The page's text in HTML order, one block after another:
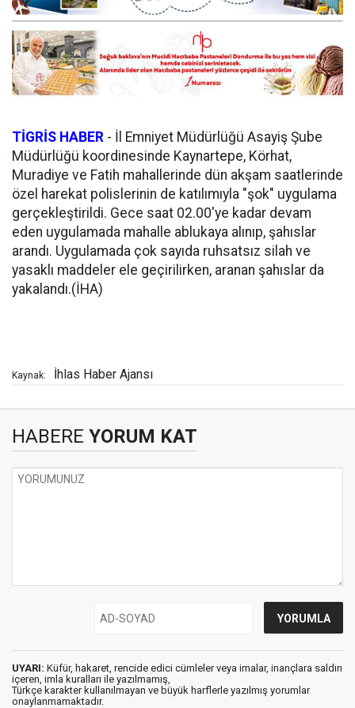
TİGRİS HABER - İl Emniyet Müdürlüğü Asayiş Şube
Müdürlüğü koordinesinde Kaynartepe, Körhat,
Muradiye ve Fatih mahallerinde dün akşam saatlerinde
özel harekat polislerinin de katılımıyla "şok" uygulama
gerçekleştirildi. Gece saat 02.00'ye kadar devam
eden uygulamada mahalle ablukaya alınıp, şahıslar
arandı. Uygulamada çok sayıda ruhsatsız silah ve
yasaklı maddeler ele geçirilirken, aranan şahıslar da
yakalandı.(İHA)
Kaynak: İhlas Haber Ajansı
HABERE YORUM KAT
UYARI: Küfür, hakaret, rencide edici cümleler veya imalar, inançlara saldırı
içeren, imla kuralları ile yazılmamış,
Türkçe karakter kullanılmayan ve büyük harflerle yazılmış yorumlar
onaylanmamaktadır.